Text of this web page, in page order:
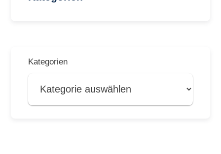
Kategorien